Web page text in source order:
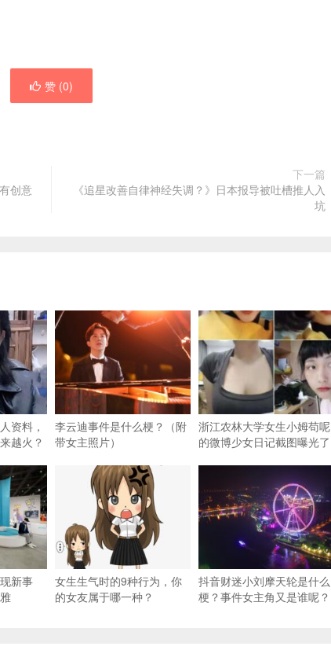
赞 (0)
创意
下一篇
《追星改善自律神经失调？》日本报导被吐槽推人入
坑
资料，
越火？
李云迪事件是什么梗？（附
带女主照片）
浙江农林大学女生小姆苟呢
的微博少女日记截图曝光了
新事
女生生气时的9种行为，你
的女友属于哪一种？
抖音财迷小刘摩天轮是什么
梗？事件女主角又是谁呢？